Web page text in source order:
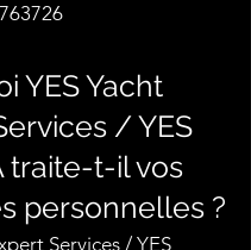
YES Yacht
/ YES
traite-t-il vos
personnelles ?
Services / YES